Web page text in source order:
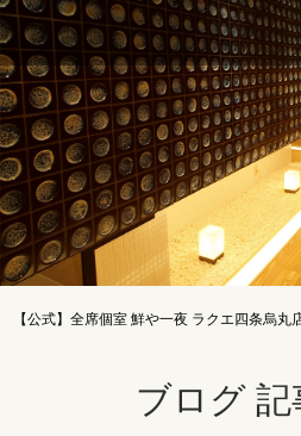
【公式】全席個室 鮮や一夜 ラクエ四条烏丸
ブログ 記